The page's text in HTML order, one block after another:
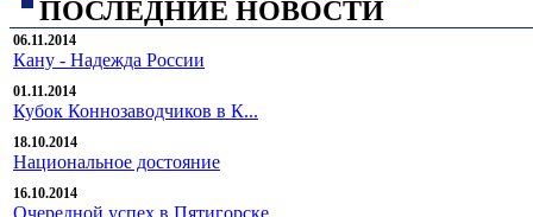
ПОСЛЕДНИЕ НОВОСТИ
06.11.2014
Кану - Надежда России
01.11.2014
Кубок Коннозаводчиков в К...
18.10.2014
Национальное достояние
16.10.2014
Очередной успех в Пятигорске